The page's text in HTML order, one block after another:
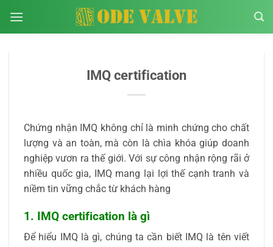
qua
nội
IMQ certification
Chứng nhận IMQ không chỉ là minh chứng cho chất
lượng và an toàn, mà còn là chìa khóa giúp doanh
nghiệp vươn ra thế giới. Với sự công nhận rộng rãi ở
nhiều quốc gia, IMQ mang lại lợi thế cạnh tranh và
niềm tin vững chắc từ khách hàng
1. IMQ certification là gì
Để hiểu IMQ là gì, chúng ta cần biết IMQ là tên viết